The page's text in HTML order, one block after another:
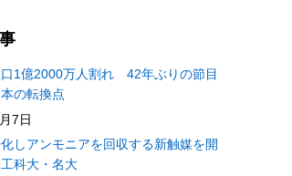
口1億2000万人割れ 42年ぶりの節目
の転換点
7日
しアンモニアを回収する新触媒を開
科大・名大